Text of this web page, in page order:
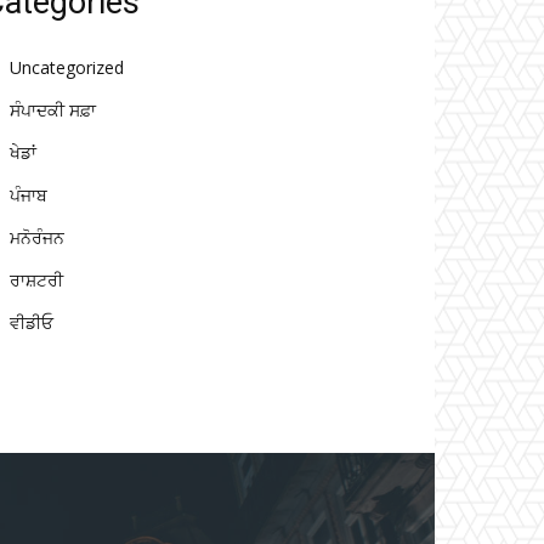
Uncategorized
ਸੰਪਾਦਕੀ ਸਫ਼ਾ
ਖੇਡਾਂ
ਪੰਜਾਬ
ਮਨੋਰੰਜਨ
ਰਾਸ਼ਟਰੀ
ਵੀਡੀਓ